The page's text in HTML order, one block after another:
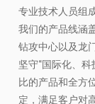
专业技术人员组
我们的产品线涵
钻攻中心以及龙
坚守“国际化、
比的产品和全方
定，满足客户对